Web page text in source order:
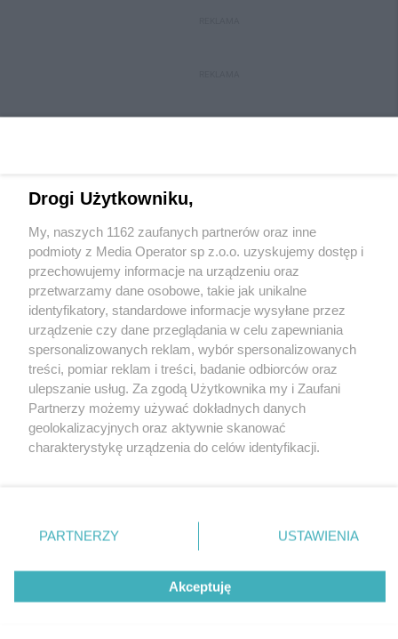
Wydawca mediówlokalnych
Nie zapomnij
zapoznać się z:
polityką prywatności
Twojemiasto
Piekary Śląskie
Chorzów
Tarnowskie Góry
Gliwice
Skontakuj sięz nami
Kontakt
Redakcja
Newsletter
Drogi Użytkowniku,
My, naszych 1162 zaufanych partnerów oraz inne
podmioty z Media Operator sp z.o.o. uzyskujemy dostęp i
przechowujemy informacje na urządzeniu oraz
przetwarzamy dane osobowe, takie jak unikalne
identyfikatory, standardowe informacje wysyłane przez
urządzenie czy dane przeglądania w celu zapewniania
spersonalizowanych reklam, wybór spersonalizowanych
treści, pomiar reklam i treści, badanie odbiorców oraz
ulepszanie usług. Za zgodą Użytkownika my i Zaufani
Partnerzy możemy używać dokładnych danych
geolokalizacyjnych oraz aktywnie skanować
charakterystykę urządzenia do celów identyfikacji.
zmienić/wycofać klikając przycisk ustawień prywatności
znajdujący się w lewym dolnym rogu strony
rodzaje przetwarzania danych nie wymagają zgody
użytkownika, ale masz prawo sprzeciwić się takiemu
przetwarzaniu. Preferencje będą miały zastosowania tylko
PARTNERZY USTAWIENIA
Akceptuję